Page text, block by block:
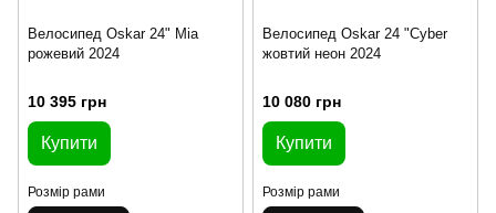
Велосипед Oskar 24" Mia
рожевий 2024
10 395 грн
Купити
Розмір рами
Велосипед Oskar 24 "Cyber
жовтий неон 2024
10 080 грн
Купити
Розмір рами